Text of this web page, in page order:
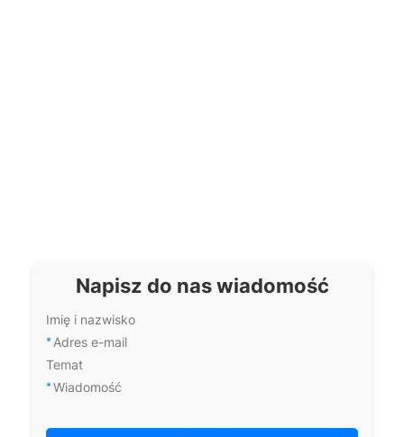
Napisz do nas wiadomość
Imię i nazwisko
* Adres e-mail
Temat
*Wiadomość